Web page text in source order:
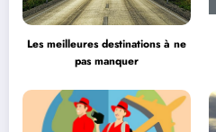
Les meilleures destinations à ne
pas manquer